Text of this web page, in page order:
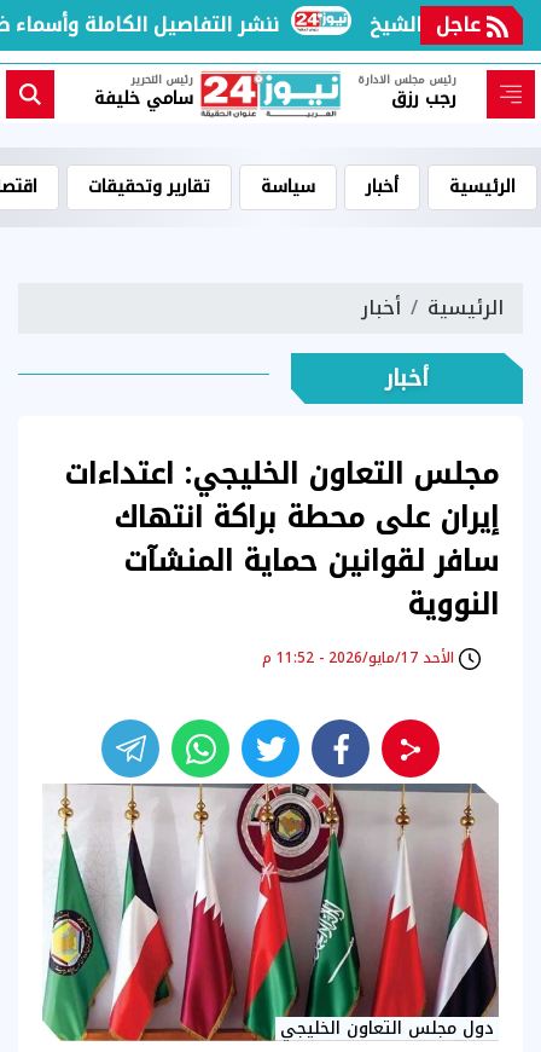
عاجل ننشر التفاصيل الكاملة وأسماء
رئيس مجلس الادارة
رجب رزق
رئيس التحرير
سامي خليفة
الرئيسية أخبار سياسة تقارير وتحقيقات
الرئيسية أخبار
أخبار
مجلس التعاون الخليجي: اعتداءات
إيران على محطة براكة انتهاك
سافر لقوانين حماية المنشآت
النووية
الأحد 17/مايو/2026 - 11:52 م
دول مجلس التعاون الخليجي